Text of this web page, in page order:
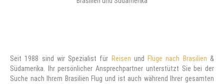
Seit 1988 sind wir Spezialist für Reisen und Flüge nach Brasilien &
Südamerika. Ihr persönlicher Ansprechpartner unterstützt Sie bei der
Suche nach Ihrem Brasilien Flug und ist auch während Ihrer gesamten